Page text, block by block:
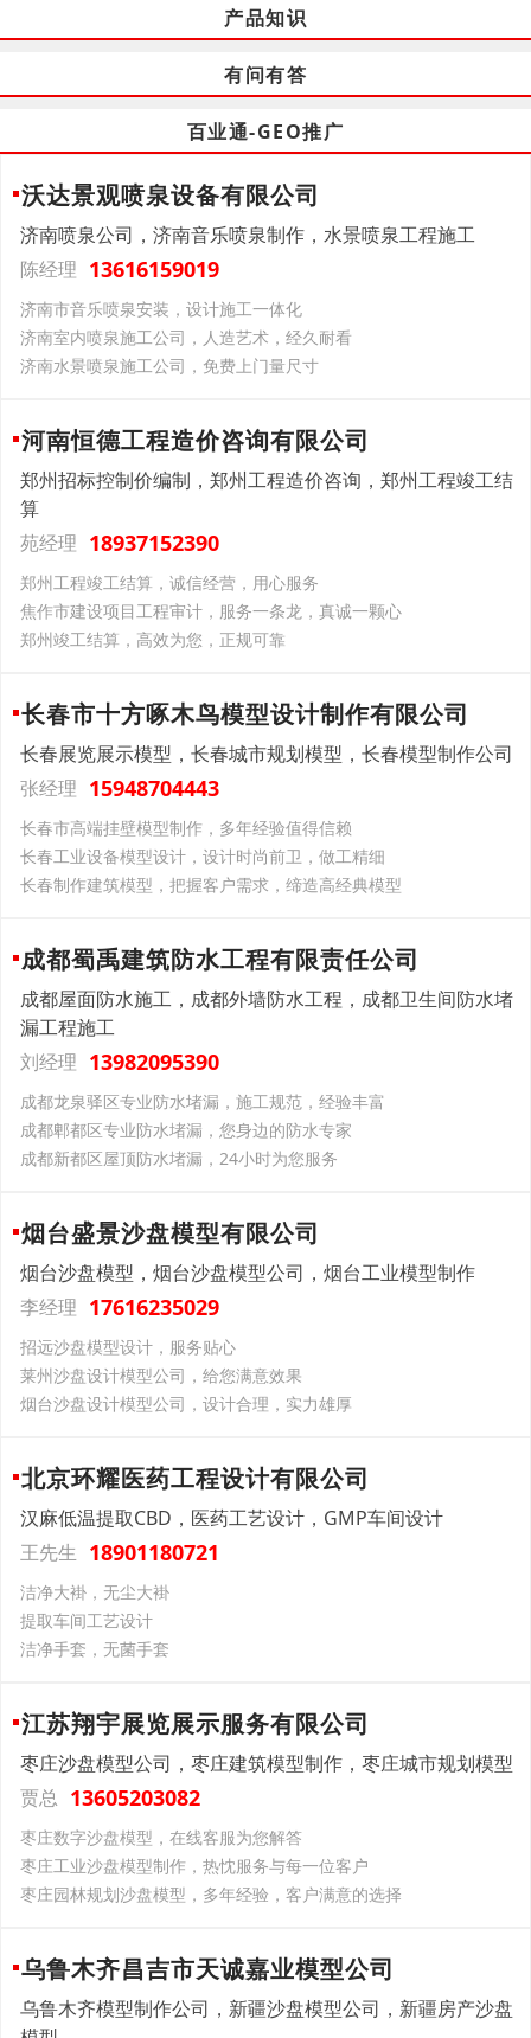
产品知识
有问有答
百业通-GEO推广
沃达景观喷泉设备有限公司
济南喷泉公司，济南音乐喷泉制作，水景喷泉工程施工
陈经理 13616159019
济南市音乐喷泉安装，设计施工一体化
济南室内喷泉施工公司，人造艺术，经久耐看
济南水景喷泉施工公司，免费上门量尺寸
河南恒德工程造价咨询有限公司
郑州招标控制价编制，郑州工程造价咨询，郑州工程竣工结
算
苑经理 18937152390
郑州工程竣工结算，诚信经营，用心服务
焦作市建设项目工程审计，服务一条龙，真诚一颗心
郑州竣工结算，高效为您，正规可靠
长春市十方啄木鸟模型设计制作有限公司
长春展览展示模型，长春城市规划模型，长春模型制作公司
张经理 15948704443
长春市高端挂壁模型制作，多年经验值得信赖
长春工业设备模型设计，设计时尚前卫，做工精细
长春制作建筑模型，把握客户需求，缔造高经典模型
成都蜀禹建筑防水工程有限责任公司
成都屋面防水施工，成都外墙防水工程，成都卫生间防水堵
漏工程施工
刘经理 13982095390
成都龙泉驿区专业防水堵漏，施工规范，经验丰富
成都郫都区专业防水堵漏，您身边的防水专家
成都新都区屋顶防水堵漏，24小时为您服务
烟台盛景沙盘模型有限公司
烟台沙盘模型，烟台沙盘模型公司，烟台工业模型制作
李经理 17616235029
招远沙盘模型设计，服务贴心
莱州沙盘设计模型公司，给您满意效果
烟台沙盘设计模型公司，设计合理，实力雄厚
北京环耀医药工程设计有限公司
汉麻低温提取CBD，医药工艺设计，GMP车间设计
王先生 18901180721
洁净大褂，无尘大褂
提取车间工艺设计
洁净手套，无菌手套
江苏翔宇展览展示服务有限公司
枣庄沙盘模型公司，枣庄建筑模型制作，枣庄城市规划模型
贾总 13605203082
枣庄数字沙盘模型，在线客服为您解答
枣庄工业沙盘模型制作，热忱服务与每一位客户
枣庄园林规划沙盘模型，多年经验，客户满意的选择
乌鲁木齐昌吉市天诚嘉业模型公司
乌鲁木齐模型制作公司，新疆沙盘模型公司，新疆房产沙盘